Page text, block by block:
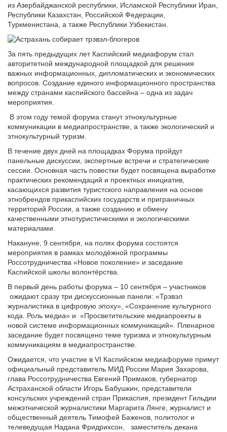
из Азербайджанской республики, Исламской Республики Иран,
Республики Казахстан, Российской Федерации,
Туркменистана, а также Республики Узбекистан.
За пять предыдущих лет Каспийский медиафорум стал
авторитетной международной площадкой для решения
важных информационных, дипломатических и экономических
вопросов. Создание единого информационного пространства
между странами каспийского бассейна – одна из задач
мероприятия.
В этом году темой форума станут этнокультурные
коммуникации в медиапространстве, а также экологический и
этнокультурный туризм.
В течение двух дней на площадках Форума пройдут
панельные дискуссии, экспертные встречи и стратегические
сессии. Основная часть повестки будет посвящена выработке
практических рекомендаций и проектных инициатив,
касающихся развития туристского направления на основе
этнобрендов прикаспийских государств и приграничных
территорий России, а также созданию и обмену
качественными этнотуристическими и экологическими
материалами.
Накануне, 9 сентября, на полях форума состоятся
мероприятия в рамках молодёжной программы
Россотрудничества «Новое поколение» и заседание
Каспийской школы волонтёрства.
В первый день работы форума – 10 сентября – участников
ожидают сразу три дискуссионные панели: «Трэвэл
журналистика в цифровую эпоху», «Сохранение культурного
кода. Роль медиа» и «Просветительские медиапроекты в
новой системе информационных коммуникаций». Пленарное
заседание будет посвящено теме туризма и этнокультурным
коммуникациям в медиапространстве.
Ожидается, что участие в VI Каспийском медиафоруме примут
официальный представитель МИД России Мария Захарова,
глава Россотрудничества Евгений Примаков, губернатор
Астраханской области Игорь Бабушкин, представители
консульских учреждений стран Прикаспия, президент Гильдии
межэтнической журналистики Маргарита Лянге, журналист и
общественный деятель Тимофей Баженов, политолог и
телеведущая Надана Фридрихсон, заместитель декана